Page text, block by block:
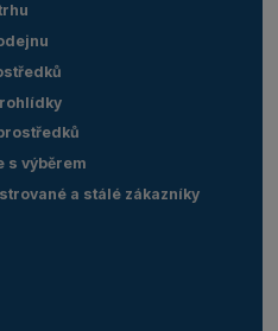
s výběrem
a stálé zákazníky